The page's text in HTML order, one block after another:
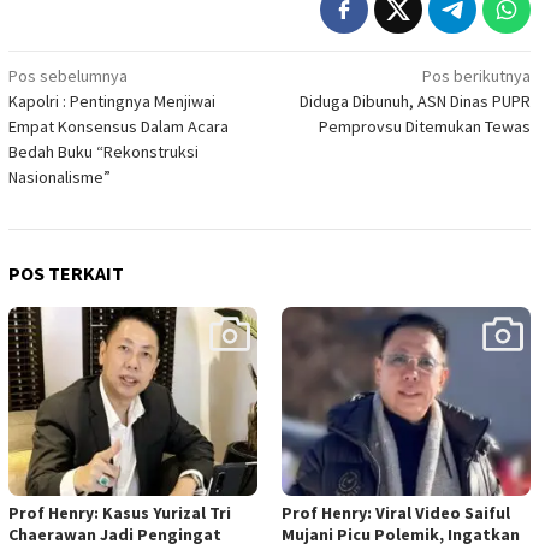
Navigasi
pos
Pos sebelumnya
Kapolri : Pentingnya Menjiwai
Empat Konsensus Dalam Acara
Bedah Buku “Rekonstruksi
Nasionalisme”
Pos berikutnya
Diduga Dibunuh, ASN Dinas PUPR
Pemprovsu Ditemukan Tewas
POS TERKAIT
Prof Henry: Kasus Yurizal Tri
Chaerawan Jadi Pengingat
Prof Henry: Viral Video Saiful
Mujani Picu Polemik, Ingatkan